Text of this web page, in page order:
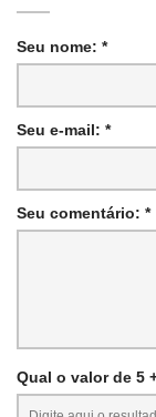
Seu nome: *
Seu e-mail: *
Seu comentário: *
Qual o valor de 5